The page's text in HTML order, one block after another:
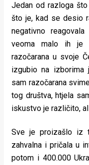
Jedan od razloga
što je, kad se desio
negativno
veoma malo ih je
razočarana u svoje
izgubio na izborima
sam razočarana
tog društva, htjela
iskustvo je različito,
Sve je proizašlo iz
zahvalna i pričala u
potom i 400.000